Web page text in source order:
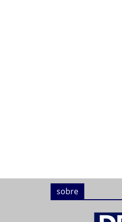
sobre